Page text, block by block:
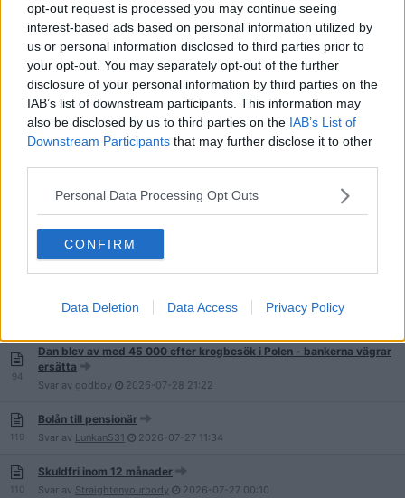
opt-out request is processed you may continue seeing
interest-based ads based on personal information utilized by
us or personal information disclosed to third parties prior to
your opt-out. You may separately opt-out of the further
disclosure of your personal information by third parties on the
IAB’s list of downstream participants. This information may
also be disclosed by us to third parties on the IAB’s List of
Downstream Participants that may further disclose it to other
Personal Data Processing Opt Outs
CONFIRM
Data Deletion Data Access Privacy Policy
ekbo251 2026-08-01
Skicka swishförfrågan till rika människor
Svar av Gammalsjukling 2026-08-0103:58
Kan ej handla på faktura med Klarna efter skuldsanering
Svar avFedorEmelianenko 2026-08-0102:51
Laila i Perstorp har inte råd med tandläkare
Köpa lägenhet som egen företagare
94
Dan blev av med 45 000 efter krogbesök i Polen - bankerna vägrar
ersätta
Svar av godboy 2026-07-28 21:22
119
Bolån till pensionär
Svar av Lunkan531 2026-07-27 11:34
110
Skuldfri inom 12 månader
Svar av Straightenyourbody 2026-07-27 00:10